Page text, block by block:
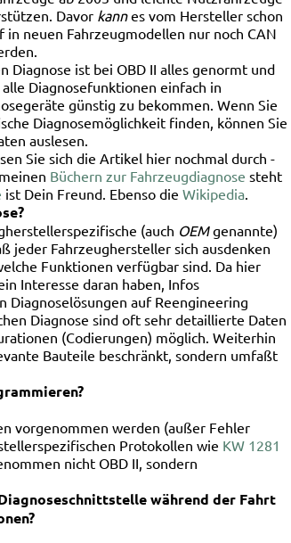
Davor kannes vom Hersteller schon
neuen Fahrzeugmodellen nur noch CAN
Diagnose ist bei OBD II alles genormt und
Diagnosefunktionen einfach in
günstig zu bekommen. Wenn Sie
Diagnosemöglichkeit finden, können Sie
auslesen.
Sie sich die Artikel hier nochmal durch -
Büchern zur Fahrzeugdiagnose steht
ist Dein Freund. Ebenso dieWikipedia.
(auch OEMgenannte)
jeder Fahrzeughersteller sich ausdenken
Funktionen verfügbar sind. Da hier
Interesse daran haben, Infos
Diagnoselösungen auf Reengineering
Diagnose sind oft sehr detaillierte Daten
(Codierungen) möglich. Weiterhin
Bauteile beschränkt, sondern umfaßt
vorgenommen werden (außer Fehler
Protokollen wie KW 1281
nicht OBD II, sondern
während der Fahrt